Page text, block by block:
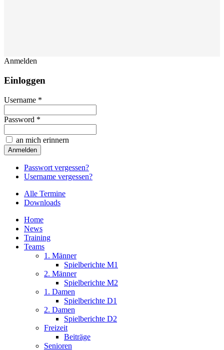
Anmelden
Einloggen
Username *
Password *
an mich erinnern
Passwort vergessen?
Username vergessen?
Alle Termine
Downloads
Home
News
Training
Teams
1. Männer
Spielberichte M1
2. Männer
Spielberichte M2
1. Damen
Spielberichte D1
2. Damen
Spielberichte D2
Freizeit
Beiträge
Senioren